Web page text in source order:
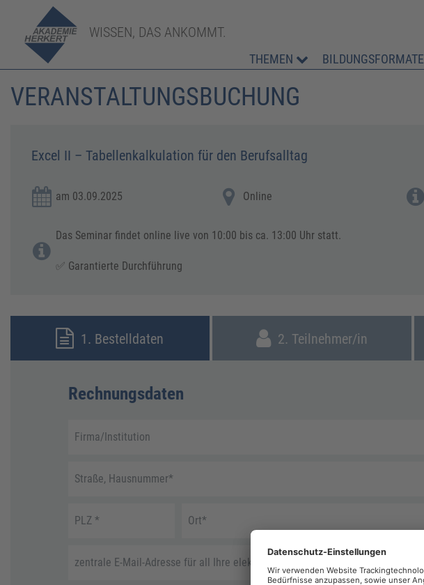
WISSEN, DAS ANKOMMT.
THEMEN BILDUNGSFORMATE
VERANSTALTUNGSBUCHUNG
Excel II – Tabellenkalkulation für den Berufsalltag
am 03.09.2025 Online
Das Seminar findet online live von 10:00 bis ca. 13:00 Uhr statt.
✅ Garantierte Durchführung
1. Bestelldaten 2. Teilnehmer/in
Rechnungsdaten
Firma/Institution
Straße, Hausnummer*
PLZ * Ort*
zentrale E-Mail-Adresse für all Ihre elektronische Rechnungen